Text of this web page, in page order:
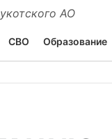
АО
СВО Образование